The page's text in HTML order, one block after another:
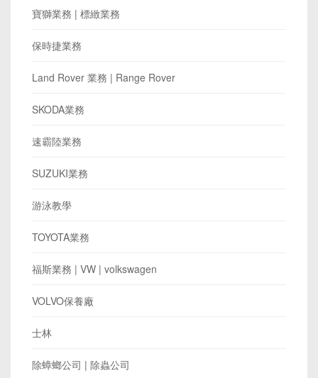
寶獅業務 | 標緻業務
保時捷業務
Land Rover 業務 | Range Rover
SKODA業務
速霸陸業務
SUZUKI業務
游泳教學
TOYOTA業務
​福斯業務 | VW | volkswagen
VOLVO保養廠
士林
除蟑螂公司 | 除蟲公司